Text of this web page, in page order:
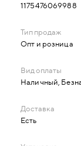
1175476069988
Опт и розница
Наличный,
Есть